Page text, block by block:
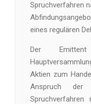
Spruchverfahren
eines regulären
Der
Aktien zum
Anspruch
Spruchverfahren